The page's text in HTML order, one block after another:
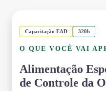
Capacitação EAD 320h
O QUE VOCÊ VAI
Alimentação
de Controle da